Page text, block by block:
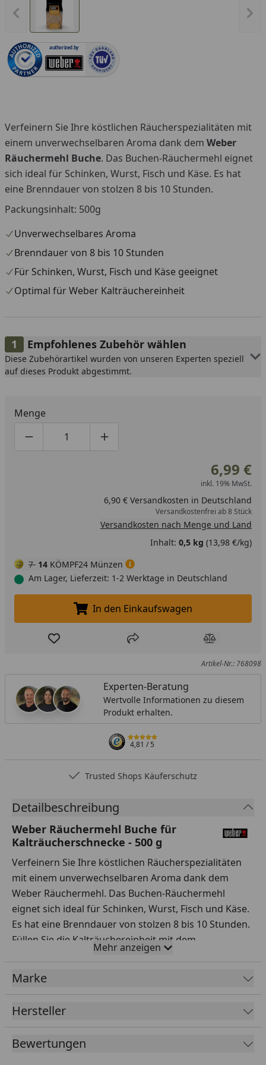
Vorheriges Bild anzeigen
authorized.by
Verfeinern Sie Ihre köstlichen Räucherspezialitäten mit
einem unverwechselbaren Aroma dank dem Weber
Räuchermehl Buche. Das Buchen-Räuchermehl eignet
sich ideal für Schinken, Wurst, Fisch und Käse. Es hat
eine Brenndauer von stolzen 8 bis 10 Stunden.
Packungsinhalt: 500g
Unverwechselbares Aroma
Brenndauer von 8 bis 10 Stunden
Für Schinken, Wurst, Fisch und Käse geeignet
Optimal für Weber Kalträuchereinheit
Empfohlenes Zubehör wählen
Diese Zubehörartikel wurden von unseren Experten speziell
auf dieses Produkt abgestimmt.
Menge
Produktmenge um eins verringern
Produktmenge manuell eingeben
Produktmenge um eins erhöhen
6,99 €
inkl. 19% MwSt.
6,90 € Versandkosten in Deutschland
Versandkostenfrei ab 8 Stück
Versandkosten nach Menge und Land
Inhalt: 0,5 kg (13,98 €/kg)
7 14 KÖMPF24 Münzen
Am Lager, Lieferzeit: 1-2 Werktage in Deutschland
In den Einkaufswagen legen
In den Einkaufswagen
Produkt zur Wunschliste hinzufügen
Teilen Produkt
Artikel-Nr.: 768098
Experten-Beratung
Wertvolle Informationen zu diesem
Produkt erhalten.
4,81/ 5
Trusted Shops Käuferschutz
Detailbeschreibung
Weber Räuchermehl Buche für
Kalträucherschnecke - 500 g
Verfeinern Sie Ihre köstlichen Räucherspezialitäten
mit einem unverwechselbaren Aroma dank dem
Weber Räuchermehl. Das Buchen-Räuchermehl
eignet sich ideal für Schinken, Wurst, Fisch und Käse.
Es hat eine Brenndauer von stolzen 8 bis 10 Stunden.
Füllen Sie die Kalträuchereinheit mit dem
Räuchermehl und positionieren Sie die diese unter
dem Grillrost. Das Mehl verleiht Ihrem Räuchergut
die passende fruchtige, herbe, würzige oder kräftig
500g Weber Räuchermehl Buche.
Mehr anzeigen
Marke
Hersteller
Bewertungen